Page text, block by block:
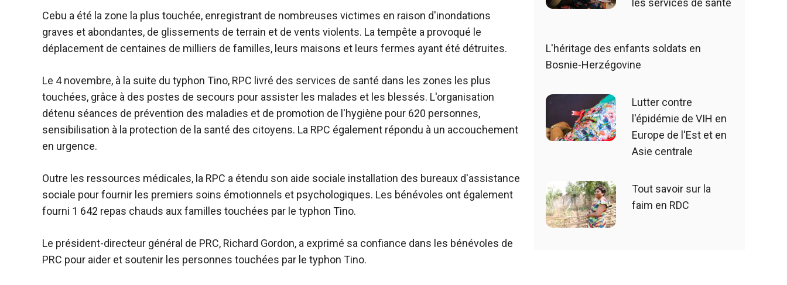
Cebu a été la zone la plus touchée, enregistrant de nombreuses victimes en raison d'inondations
graves et abondantes, de glissements de terrain et de vents violents. La tempête a provoqué le
déplacement de centaines de milliers de familles, leurs maisons et leurs fermes ayant été détruites.
Le 4 novembre, à la suite du typhon Tino, RPC livré des services de santé dans les zones les plus
touchées, grâce à des postes de secours pour assister les malades et les blessés. L'organisation
détenu séances de prévention des maladies et de promotion de l'hygiène pour 620 personnes,
sensibilisation à la protection de la santé des citoyens. La RPC également répondu à un accouchement
en urgence.
Outre les ressources médicales, la RPC a étendu son aide sociale installation des bureaux d'assistance
sociale pour fournir les premiers soins émotionnels et psychologiques. Les bénévoles ont également
fourni 1 642 repas chauds aux familles touchées par le typhon Tino.
Le président-directeur général de PRC, Richard Gordon, a exprimé sa confiance dans les bénévoles de
PRC pour aider et soutenir les personnes touchées par le typhon Tino.
les services de santé
L'héritage des enfants soldats en
Bosnie-Herzégovine
Lutter contre
l'épidémie de VIH en
Europe de l'Est et en
Asie centrale
Tout savoir sur la
faim en RDC